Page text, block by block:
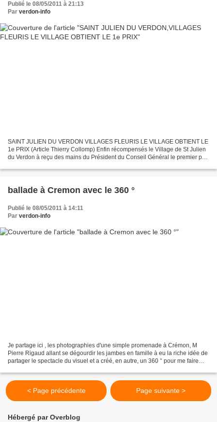
Publié le 08/05/2011 à 21:13
Par verdon-info
SAINT JULIEN DU VERDON VILLAGES FLEURIS LE VILLAGE OBTIENT LE
1e PRIX (Article Thierry Collomp) Enfin récompensés le Village de St Julien
du Verdon à reçu des mains du Président du Conseil Général le premier prix
ballade à Cremon avec le 360 °
Publié le 08/05/2011 à 14:11
Par verdon-info
Je partage ici , les photographies d'une simple promenade à Crémon, M
Pierre Rigaud allant se dégourdir les jambes en famille à eu la riche idée de
partager le spectacle du visuel et a créé, en autre, un 360 ° pour me faire
< Page précédente Page suivante >
Hébergé par Overblog